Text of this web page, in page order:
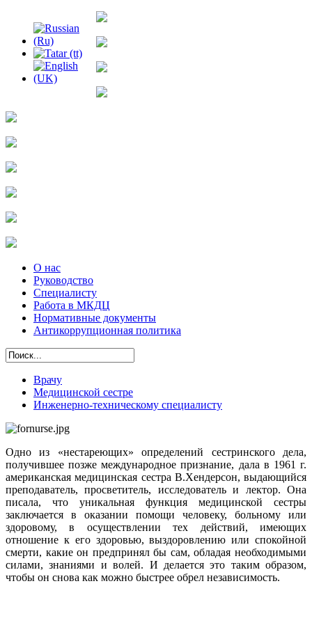
О нас
Руководство
Специалисту
Работа в МКДЦ
Нормативные документы
Антикоррупционная политика
Врачу
Медицинской сестре
Инженерно-техническому специалисту
Одно из «нестареющих» определений сестринского дела,
получившее позже международное признание, дала в 1961 г.
американская медицинская сестра В.Хендерсон, выдающийся
преподаватель, просветитель, исследователь и лектор. Она
писала, что уникальная функция медицинской сестры
заключается в оказании помощи человеку, больному или
здоровому, в осуществлении тех действий, имеющих
отношение к его здоровью, выздоровлению или спокойной
смерти, какие он предпринял бы сам, обладая необходимыми
силами, знаниями и волей. И делается это таким образом,
чтобы он снова как можно быстрее обрел независимость.